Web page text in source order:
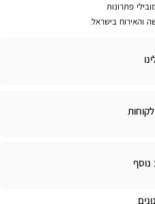
פתרונות
והאירוח בישראל.
מידע
נוסף